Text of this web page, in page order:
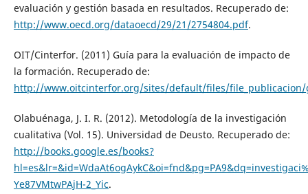
evaluación y gestión basada en resultados. Recuperado de:
http://www.oecd.org/dataoecd/29/21/2754804.pdf.
OIT/Cinterfor. (2011) Guía para la evaluación de impacto de
la formación. Recuperado de:
http://www.oitcinterfor.org/sites/default/files/file_publicacion/
Olabuénaga, J. I. R. (2012). Metodología de la investigación
cualitativa (Vol. 15). Universidad de Deusto. Recuperado de:
http://books.google.es/books?
Ye87VMtwPAjH-2_Yic.